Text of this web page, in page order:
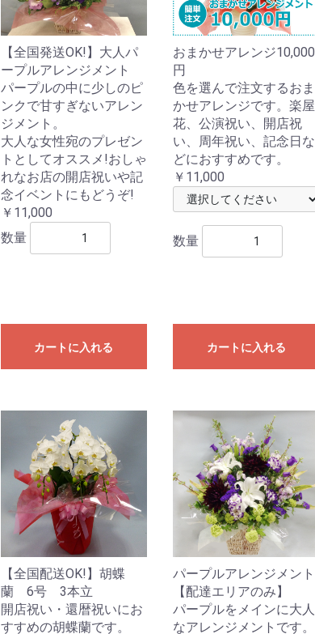
【全国発送OK!】大人パ
ープルアレンジメント
パープルの中に少しのピ
ンクで甘すぎないアレン
ジメント。
大人な女性宛のプレゼン
トとしてオススメ!おしゃ
れなお店の開店祝いや記
念イベントにもどうぞ!
￥11,000
数量
カートに入れる
おまかせアレンジ10,000
円
色を選んで注文するおま
かせアレンジです。楽屋
花、公演祝い、開店祝
い、周年祝い、記念日な
どにおすすめです。
￥11,000
数量
カートに入れる
【全国配送OK!】胡蝶
蘭 6号 3本立
開店祝い・還暦祝いにお
すすめの胡蝶蘭です。
パープルアレンジメント
【配達エリアのみ】
パープルをメインに大人
なアレンジメントです。